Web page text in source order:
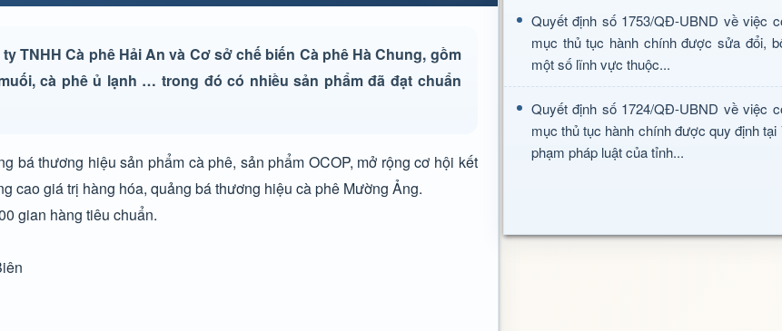
TNHH Cà phê Hải An và Cơ sở chế biến Cà phê Hà Chung, gồm
cà phê ủ lạnh … trong đó có nhiều sản phẩm đã đạt chuẩn
bá thương hiệu sản phẩm cà phê, sản phẩm OCOP, mở rộng cơ hội kết
cao giá trị hàng hóa, quảng bá thương hiệu cà phê Mường Ảng.
gian hàng tiêu chuẩn.
Quyết định số 1753/QĐ-UBND về việc
mục thủ tục hành chính được sửa đổi,
một số lĩnh vực thuộc...
Quyết định số 1724/QĐ-UBND về việc
mục thủ tục hành chính được quy định tại
phạm pháp luật của tỉnh...